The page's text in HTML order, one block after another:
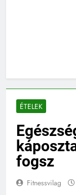
ÉTELEK
fogsz
Fitnessvilag